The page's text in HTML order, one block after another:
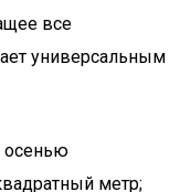
все
универсальным
осенью
метр;